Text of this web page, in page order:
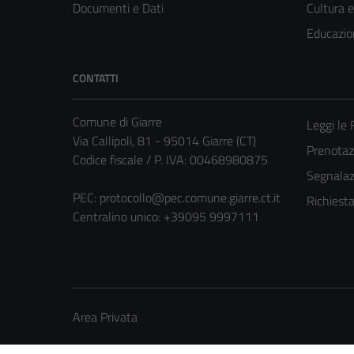
Documenti e Dati
Cultura
CONTATTI
Comune di Giarre
Via Callipoli, 81 - 95014 Giarre (CT)
Codice fiscale / P. IVA: 00468980875
PEC: protocollo@pec.comune.giarre.ct.it
Centralino unico: +39095 9997111
Leggi le
Area Privata